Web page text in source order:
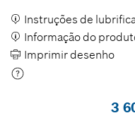
Instruções de
Informação do
Imprimir desenho
3